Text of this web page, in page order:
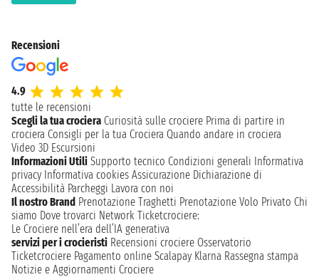
Recensioni
4.9
tutte le recensioni
Scegli la tua crociera Curiosità sulle crociere Prima di partire in
crociera Consigli per la tua Crociera Quando andare in crociera
Video 3D Escursioni
Informazioni Utili Supporto tecnico Condizioni generali Informativa
privacy Informativa cookies Assicurazione Dichiarazione di
Accessibilità Parcheggi Lavora con noi
Il nostro Brand Prenotazione Traghetti Prenotazione Volo Privato Chi
siamo Dove trovarci Network Ticketcrociere:
Le Crociere nell’era dell’IA generativa
servizi per i crocieristi Recensioni crociere Osservatorio
Ticketcrociere Pagamento online Scalapay Klarna Rassegna stampa
Notizie e Aggiornamenti Crociere